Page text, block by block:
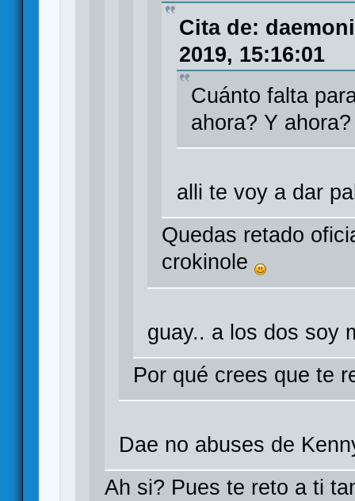
Cita de:
2019, 15:16:01
Cuánto falta
ahora? Y ahora?
alli te voy a dar
Quedas retado
crokinole
guay.. a los dos soy
Por qué crees que te
Dae no abuses de
Ah si? Pues te reto a ti